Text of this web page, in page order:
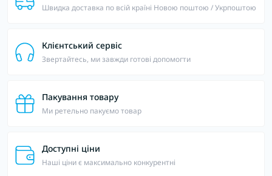
Швидка доставка по всій країні Новою поштою / Укрпоштою
Клієнтський сервіс
Звертайтесь, ми завжди готові допомогти
Пакування товару
Ми ретельно пакуємо товар
Доступні ціни
Наші ціни є максимально конкурентні